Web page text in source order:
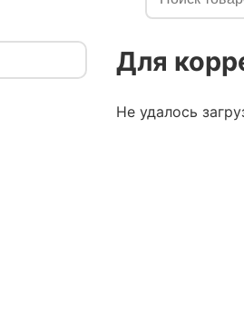
Для
Не удалось